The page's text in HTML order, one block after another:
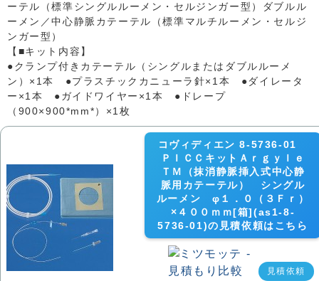
ーテル（標準シングルルーメン・セルジンガー型）ダブルル
ーメン／中心静脈カテーテル（標準マルチルーメン・セルジ
ンガー型）
【■キット内容】
●クランプ付きカテーテル（シングルまたはダブルルーメ
ン）×1本 ●プラスチックカニューラ針×1本 ●ダイレータ
ー×1本 ●ガイドワイヤー×1本 ●ドレープ
（900×900*mm*）×1枚
コヴィディエン 8-5736-01
ＰＩＣＣキットＡｒｇｙｌｅ
ＴＭ（抹消静脈挿入式中心静
脈用カテーテル） シングル
ルーメン φ１．０（３Ｆｒ）
×４００ｍｍ[箱](as1-8-
5736-01)の見積依頼はこちら
見積依頼